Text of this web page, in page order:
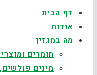
דף הבית
אודות
מה במגזין
חומרים
מינים